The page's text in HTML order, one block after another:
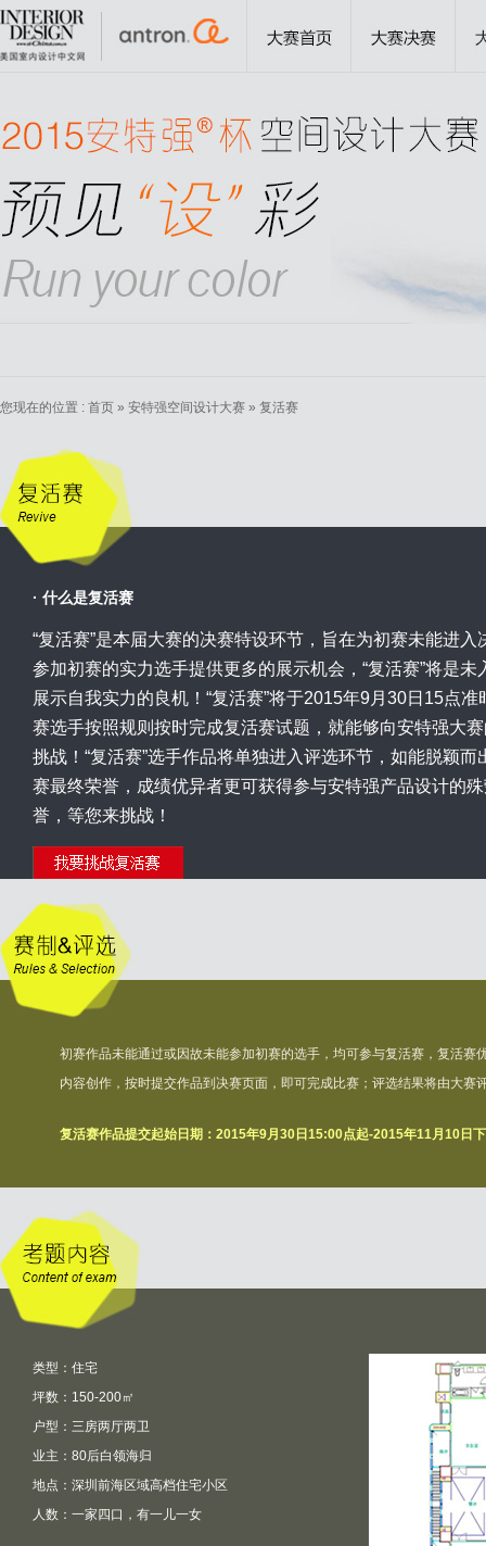
您现在的位置 : 首页 » 安特强空间设计大赛 » 复活赛
· 什么是复活赛
“复活赛”是本届大赛的决赛特设环节，旨在为初赛未能进入
参加初赛的实力选手提供更多的展示机会，“复活赛”将是未
展示自我实力的良机！“复活赛”将于2015年9月30日15点
赛选手按照规则按时完成复活赛试题，就能够向安特强大
挑战！“复活赛”选手作品将单独进入评选环节，如能脱颖而
赛最终荣誉，成绩优异者更可获得参与安特强产品设计的殊
誉，等您来挑战！
初赛作品未能通过或因故未能参加初赛的选手，均可参与复活赛，复活赛
内容创作，按时提交作品到决赛页面，即可完成比赛；评选结果将由大
复活赛作品提交起始日期：2015年9月30日15:00点起-2015年11月10日
类型：住宅
坪数：150-200㎡
户型：三房两厅两卫
业主：80后白领海归
地点：深圳前海区域高档住宅小区
人数：一家四口，有一儿一女